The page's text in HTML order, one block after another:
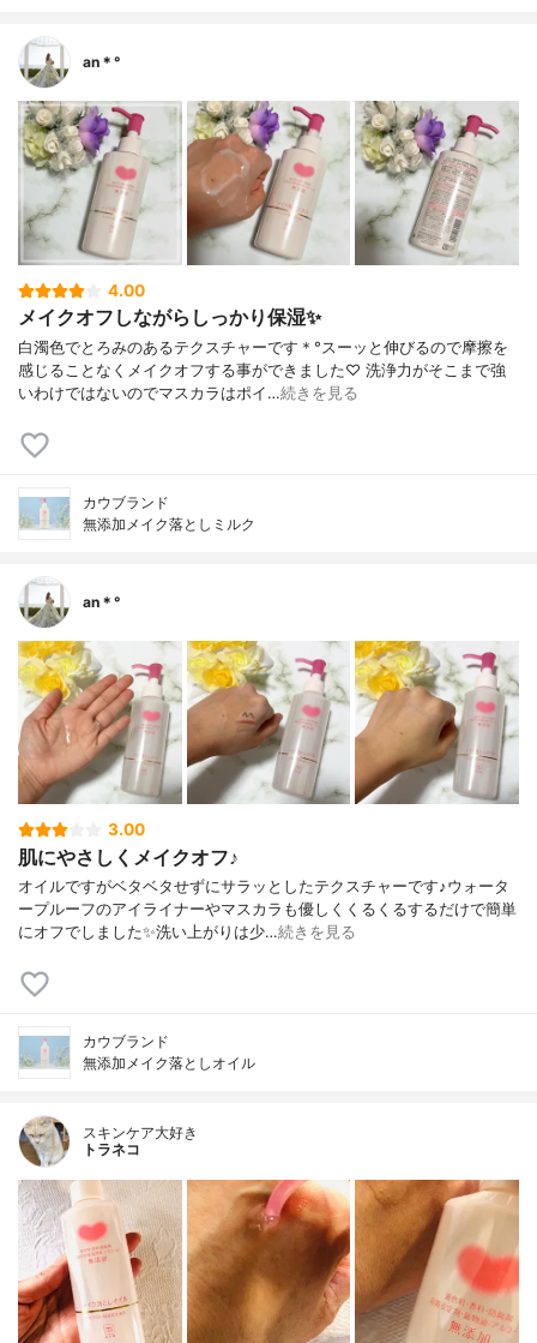
an＊°
4.00
メイクオフしながらしっかり保湿✨
白濁色でとろみのあるテクスチャーです＊°スーッと伸びるので摩擦を
感じることなくメイクオフする事ができました♡ 洗浄力がそこまで強
いわけではないのでマスカラはポイ…続きを見る
カウブランド
無添加メイク落としミルク
an＊°
3.00
肌にやさしくメイクオフ♪
オイルですがベタベタせずにサラッとしたテクスチャーです♪ウォータ
ープルーフのアイライナーやマスカラも優しくくるくるするだけで簡単
にオフでしました✨洗い上がりは少…続きを見る
カウブランド
無添加メイク落としオイル
スキンケア大好き
トラネコ